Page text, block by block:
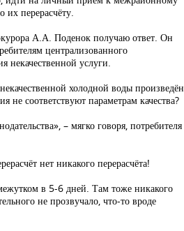
перерасчёту.
А.А. Поденок получаю ответ. Он
централизованного
некачественной услуги.
холодной воды произведён
соответствуют параметрам качества?
– мягко говоря, потребителя
нет никакого перерасчёта!
в 5-6 дней. Там тоже никакого
не прозвучало, что-то вроде